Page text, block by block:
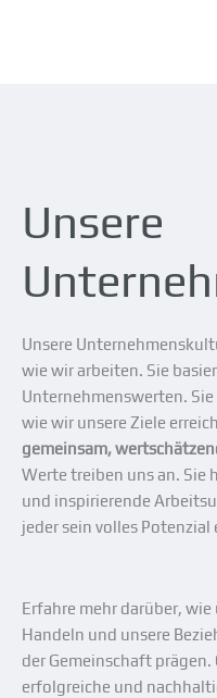
Unsere
Unsere
wie wir arbeiten. Sie
Unternehmenswerten.
wie wir unsere Ziele
gemeinsam,
Werte treiben uns an. Sie
und inspirierende
jeder sein volles
Erfahre mehr darüber,
Handeln und unsere
der Gemeinschaft
erfolgreiche und